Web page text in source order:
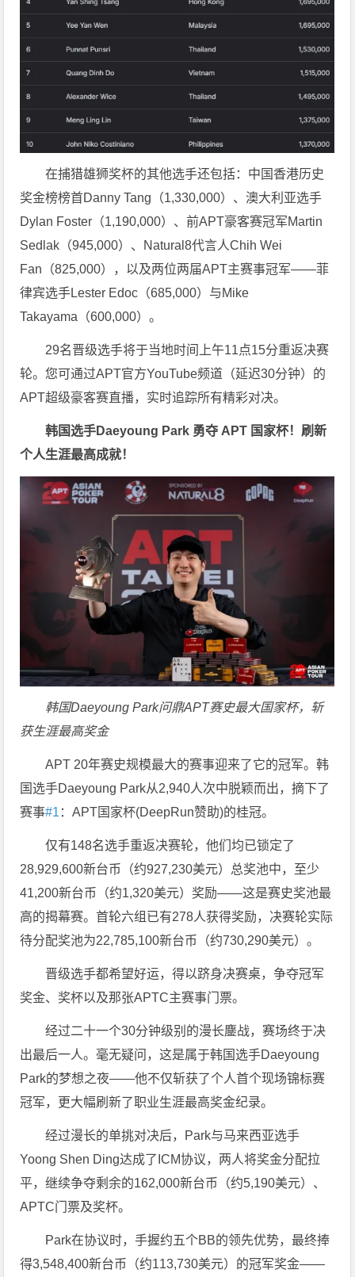
在捕猎雄狮奖杯的其他选手还包括：中国香港历史
奖金榜榜首Danny Tang（1,330,000）、澳大利亚选手
Dylan Foster（1,190,000）、前APT豪客赛冠军Martin
Sedlak（945,000）、Natural8代言人Chih Wei
Fan（825,000），以及两位两届APT主赛事冠军——菲
律宾选手Lester Edoc（685,000）与Mike
Takayama（600,000）。
29名晋级选手将于当地时间上午11点15分重返决赛
轮。您可通过APT官方YouTube频道（延迟30分钟）的
APT超级豪客赛直播，实时追踪所有精彩对决。
韩国选手Daeyoung Park 勇夺 APT 国家杯！刷新
个人生涯最高成就！
韩国Daeyoung Park问鼎APT赛史最大国家杯，斩
获生涯最高奖金
APT 20年赛史规模最大的赛事迎来了它的冠军。韩
国选手Daeyoung Park从2,940人次中脱颖而出，摘下了
赛事#1 ：APT国家杯(DeepRun赞助)的桂冠。
仅有148名选手重返决赛轮，他们均已锁定了
28,929,600新台币（约927,230美元）总奖池中，至少
41,200新台币（约1,320美元）奖励——这是赛史奖池最
高的揭幕赛。首轮六组已有278人获得奖励，决赛轮实际
待分配奖池为22,785,100新台币（约730,290美元）。
晋级选手都希望好运，得以跻身决赛桌，争夺冠军
奖金、奖杯以及那张APTC主赛事门票。
经过二十一个30分钟级别的漫长鏖战，赛场终于决
出最后一人。毫无疑问，这是属于韩国选手Daeyoung
Park的梦想之夜——他不仅斩获了个人首个现场锦标赛
冠军，更大幅刷新了职业生涯最高奖金纪录。
经过漫长的单挑对决后，Park与马来西亚选手
Yoong Shen Ding达成了ICM协议，两人将奖金分配拉
平，继续争夺剩余的162,000新台币（约5,190美元）、
APTC门票及奖杯。
Park在协议时，手握约五个BB的领先优势，最终捧
得3,548,400新台币（约113,730美元）的冠军奖金——